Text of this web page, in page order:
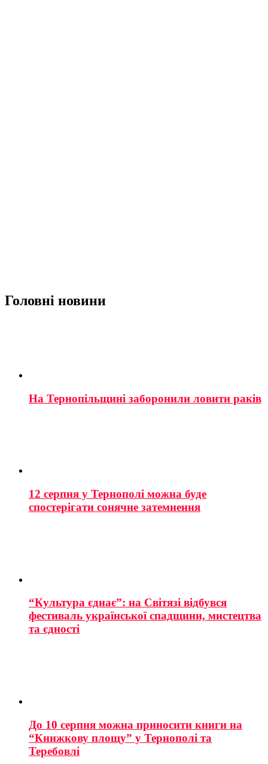
Головні новини
На Тернопільщині заборонили ловити раків
12 серпня у Тернополі можна буде
спостерігати сонячне затемнення
“Культура єднає”: на Світязі відбувся
фестиваль української спадщини, мистецтва
та єдності
До 10 серпня можна приносити книги на
“Книжкову площу” у Тернополі та
Теребовлі